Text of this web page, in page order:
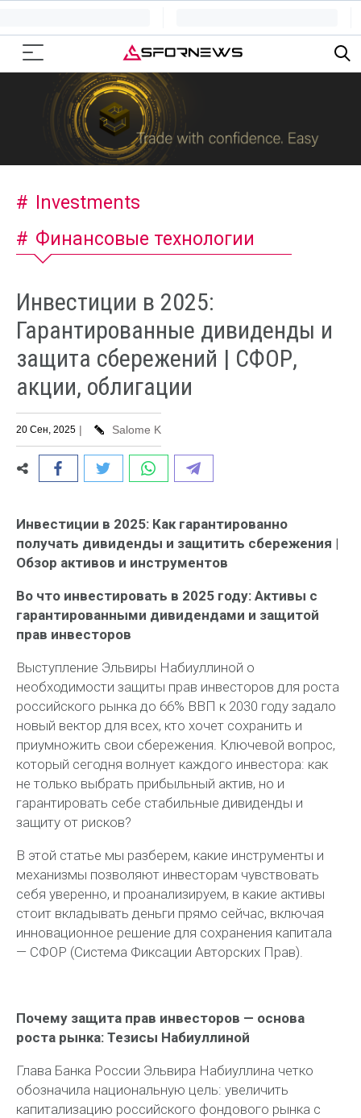
Investments
Финансовые технологии
Инвестиции в 2025:
Гарантированные дивиденды и
защита сбережений | СФОР,
акции, облигации
20 Сен, 2025 | Salome K
Инвестиции в 2025: Как гарантированно
получать дивиденды и защитить сбережения |
Обзор активов и инструментов
Во что инвестировать в 2025 году: Активы с
гарантированными дивидендами и защитой
прав инвесторов
Выступление Эльвиры Набиуллиной о
необходимости защиты прав инвесторов для роста
российского рынка до 66% ВВП к 2030 году задало
новый вектор для всех, кто хочет сохранить и
приумножить свои сбережения. Ключевой вопрос,
который сегодня волнует каждого инвестора: как
не только выбрать прибыльный актив, но и
гарантировать себе стабильные дивиденды и
защиту от рисков?
В этой статье мы разберем, какие инструменты и
механизмы позволяют инвесторам чувствовать
себя уверенно, и проанализируем, в какие активы
стоит вкладывать деньги прямо сейчас, включая
инновационное решение для сохранения капитала
— СФОР (Система Фиксации Авторских Прав).
Почему защита прав инвесторов — основа
роста рынка: Тезисы Набиуллиной
Глава Банка России Эльвира Набиуллина четко
обозначила национальную цель: увеличить
капитализацию российского фондового рынка с